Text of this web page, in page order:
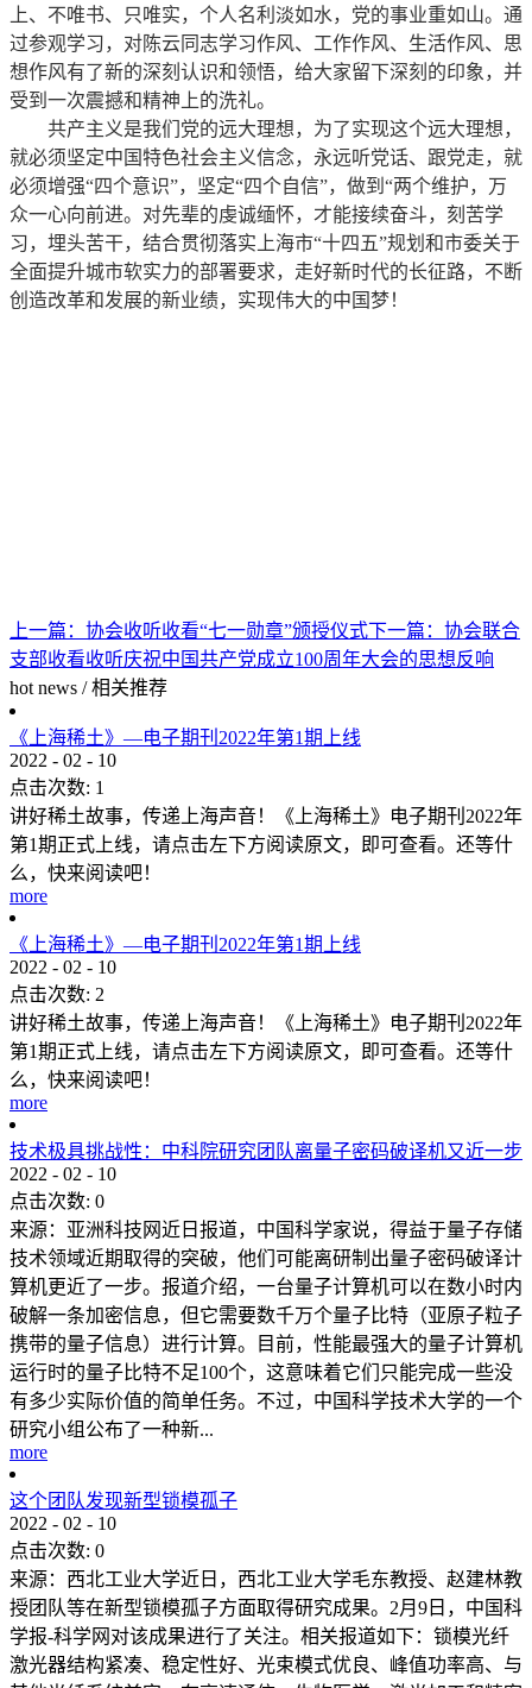
上、不唯书、只唯实，个人名利淡如水，党的事业重如山。通
过参观学习，对陈云同志学习作风、工作作风、生活作风、思
想作风有了新的深刻认识和领悟，给大家留下深刻的印象，并
受到一次震撼和精神上的洗礼。
共产主义是我们党的远大理想，为了实现这个远大理想，
就必须坚定中国特色社会主义信念，永远听党话、跟党走，就
必须增强“四个意识”，坚定“四个自信”，做到“两个维护，万
众一心向前进。对先辈的虔诚缅怀，才能接续奋斗，刻苦学
习，埋头苦干，结合贯彻落实上海市“十四五”规划和市委关于
全面提升城市软实力的部署要求，走好新时代的长征路，不断
创造改革和发展的新业绩，实现伟大的中国梦！
上一篇： 协会收听收看“七一勋章”颁授仪式下一篇： 协会联合
支部收看收听庆祝中国共产党成立100周年大会的思想反响
hot news / 相关推荐
《上海稀土》—电子期刊2022年第1期上线
2022 - 02 - 10
点击次数: 1
讲好稀土故事，传递上海声音！《上海稀土》电子期刊2022年
第1期正式上线，请点击左下方阅读原文，即可查看。还等什
么，快来阅读吧！
more
《上海稀土》—电子期刊2022年第1期上线
2022 - 02 - 10
点击次数: 2
讲好稀土故事，传递上海声音！《上海稀土》电子期刊2022年
第1期正式上线，请点击左下方阅读原文，即可查看。还等什
么，快来阅读吧！
more
技术极具挑战性：中科院研究团队离量子密码破译机又近一步
2022 - 02 - 10
点击次数: 0
来源：亚洲科技网近日报道，中国科学家说，得益于量子存储
技术领域近期取得的突破，他们可能离研制出量子密码破译计
算机更近了一步。报道介绍，一台量子计算机可以在数小时内
破解一条加密信息，但它需要数千万个量子比特（亚原子粒子
携带的量子信息）进行计算。目前，性能最强大的量子计算机
运行时的量子比特不足100个，这意味着它们只能完成一些没
有多少实际价值的简单任务。不过，中国科学技术大学的一个
研究小组公布了一种新...
more
这个团队发现新型锁模孤子
2022 - 02 - 10
点击次数: 0
来源：西北工业大学近日，西北工业大学毛东教授、赵建林教
授团队等在新型锁模孤子方面取得研究成果。2月9日，中国科
学报-科学网对该成果进行了关注。相关报道如下：锁模光纤
激光器结构紧凑、稳定性好、光束模式优良、峰值功率高、与